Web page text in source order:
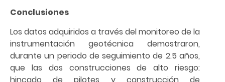
Conclusiones
Los datos adquiridos a través del monitoreo de la
instrumentación geotécnica demostraron,
durante un periodo de seguimiento de 2.5 años,
que las dos construcciones de alto riesgo:
hincado de pilotes y construcción de